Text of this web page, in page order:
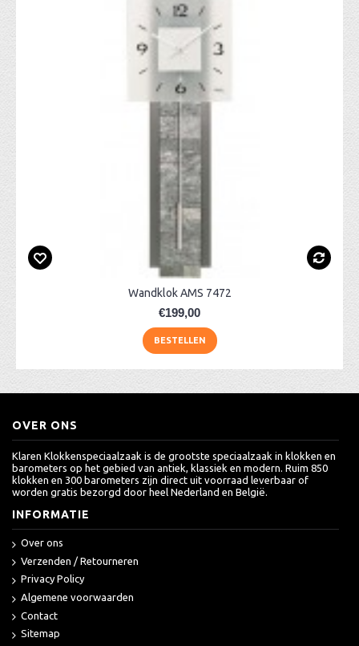
Wandklok AMS 7472
€199,00
BESTELLEN
OVER ONS
Klaren Klokkenspeciaalzaak is de grootste speciaalzaak in klokken en
barometers op het gebied van antiek, klassiek en modern. Ruim 850
klokken en 300 barometers zijn direct uit voorraad leverbaar of
worden gratis bezorgd door heel Nederland en België.
INFORMATIE
Over ons
Verzenden / Retourneren
Privacy Policy
Algemene voorwaarden
Contact
Sitemap